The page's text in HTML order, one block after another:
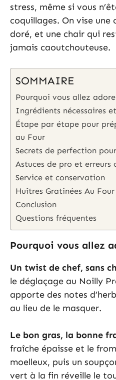
stress, même si vous
coquillages. On vise une
doré, et une chair qui
jamais caoutchouteuse.
SOMMAIRE
Pourquoi vous allez
Ingrédients nécessaires
Étape par étape pour
au Four
Secrets de perfection
Astuces de pro et erreurs
Service et conservation
Huîtres Gratinées Au Four
Conclusion
Questions fréquentes
Pourquoi vous allez
Un twist de chef, sans
le déglaçage au Noilly
apporte des notes
au lieu de le masquer.
Le bon gras, la bonne
fraîche épaisse et le
moelleux, puis un
vert à la fin réveille le